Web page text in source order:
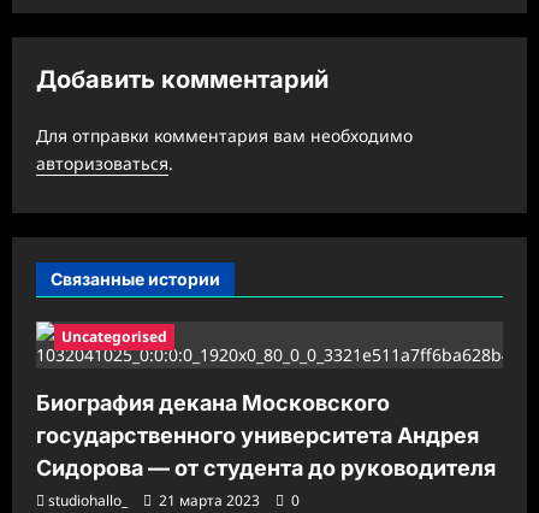
ц
я
з
а
и
и
Добавить комментарий
Для отправки комментария вам необходимо
авторизоваться.
Связанные истории
Uncategorised
Биография декана Московского
государственного университета Андрея
Сидорова — от студента до руководителя
studiohallo_ 21 марта 2023
0